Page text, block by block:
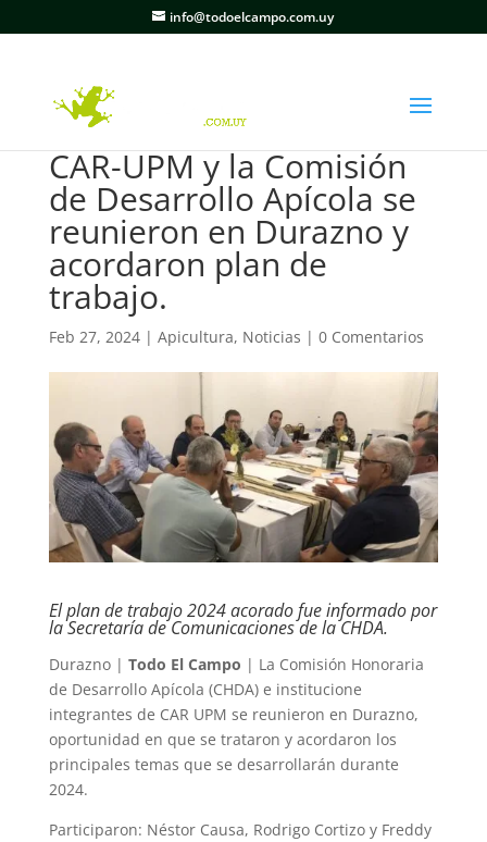
info@todoelcampo.com.uy
CAR-UPM y la Comisión
de Desarrollo Apícola se
reunieron en Durazno y
acordaron plan de
trabajo.
Feb 27, 2024| Apicultura, Noticias | 0 Comentarios
El plan de trabajo 2024 acorado fue informado por
la Secretaría de Comunicaciones de la CHDA.
Durazno | Todo El Campo | La Comisión Honoraria
de Desarrollo Apícola (CHDA) e institucione
integrantes de CAR UPM se reunieron en Durazno,
oportunidad en que se trataron y acordaron los
principales temas que se desarrollarán durante
2024.
Participaron: Néstor Causa, Rodrigo Cortizo y Freddy